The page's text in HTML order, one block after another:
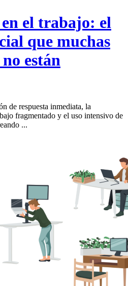
el trabajo: el
que muchas
están
de respuesta inmediata, la
fragmentado y el uso intensivo de
...